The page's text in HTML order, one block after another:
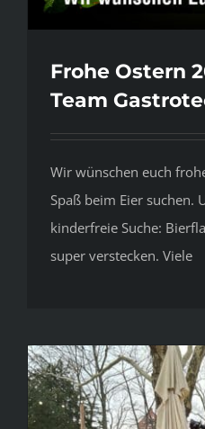
Frohe Ostern
Team
Wir wünschen euch
Spaß beim Eier suchen.
kinderfreie Suche:
super verstecken. Viele